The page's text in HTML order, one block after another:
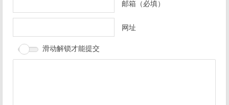
邮箱（必填）
网址
滑动解锁才能提交